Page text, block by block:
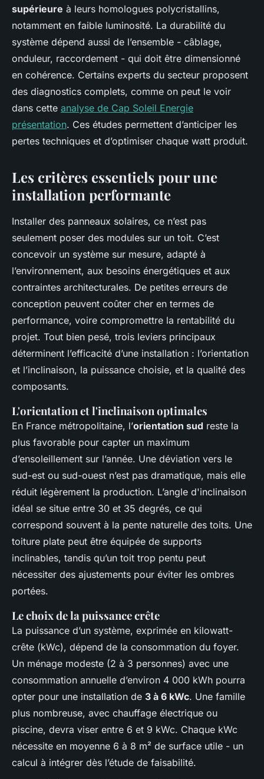
supérieure à leurs homologues polycristallins,
notamment en faible luminosité. La durabilité du
système dépend aussi de l’ensemble - câblage,
onduleur, raccordement - qui doit être dimensionné
en cohérence. Certains experts du secteur proposent
des diagnostics complets, comme on peut le voir
dans cette analyse de Cap Soleil Energie
présentation. Ces études permettent d’anticiper les
pertes techniques et d’optimiser chaque watt produit.
Les critères essentiels pour une
installation performante
Installer des panneaux solaires, ce n’est pas
seulement poser des modules sur un toit. C’est
concevoir un système sur mesure, adapté à
l’environnement, aux besoins énergétiques et aux
contraintes architecturales. De petites erreurs de
conception peuvent coûter cher en termes de
performance, voire compromettre la rentabilité du
projet. Tout bien pesé, trois leviers principaux
déterminent l’efficacité d’une installation : l’orientation
et l’inclinaison, la puissance choisie, et la qualité des
composants.
L'orientation et l'inclinaison optimales
En France métropolitaine, l’orientation sud reste la
plus favorable pour capter un maximum
d’ensoleillement sur l’année. Une déviation vers le
sud-est ou sud-ouest n’est pas dramatique, mais elle
réduit légèrement la production. L’angle d'inclinaison
idéal se situe entre 30 et 35 degrés, ce qui
correspond souvent à la pente naturelle des toits. Une
toiture plate peut être équipée de supports
inclinables, tandis qu’un toit trop pentu peut
nécessiter des ajustements pour éviter les ombres
portées.
Le choix de la puissance crête
La puissance d’un système, exprimée en kilowatt-
crête (kWc), dépend de la consommation du foyer.
Un ménage modeste (2 à 3 personnes) avec une
consommation annuelle d’environ 4 000 kWh pourra
opter pour une installation de 3 à 6 kWc. Une famille
plus nombreuse, avec chauffage électrique ou
piscine, devra viser entre 6 et 9 kWc. Chaque kWc
nécessite en moyenne 6 à 8 m² de surface utile - un
calcul à intégrer dès l’étude de faisabilité.